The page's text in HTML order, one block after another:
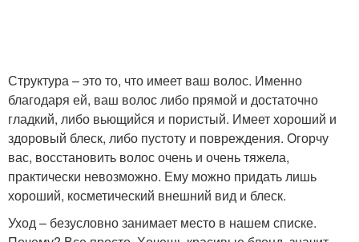
Структура – это то, что имеет ваш волос. Именно
благодаря ей, ваш волос либо прямой и достаточно
гладкий, либо вьющийся и пористый. Имеет хороший и
здоровый блеск, либо пустоту и повреждения. Огорчу
вас, восстановить волос очень и очень тяжела,
практически невозможно. Ему можно придать лишь
хороший, косметический внешний вид и блеск.
Уход – безусловно занимает место в нашем списке.